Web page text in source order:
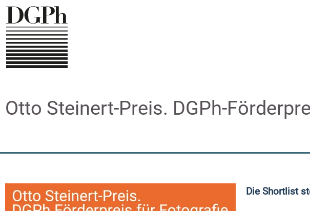
Direkt
zum
Inhalt
Otto Steinert-Preis. DGPh-
Die Shortlist